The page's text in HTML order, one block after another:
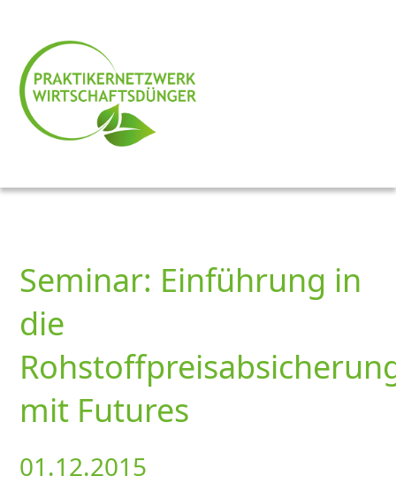
Seminar: Einführung in
die
mit Futures
01.12.2015